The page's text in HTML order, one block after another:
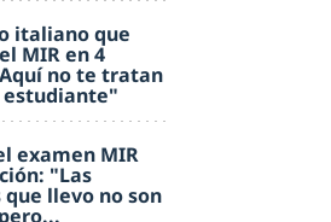
italiano que
MIR en 4
no te tratan
estudiante"
examen MIR
"Las
llevo no son